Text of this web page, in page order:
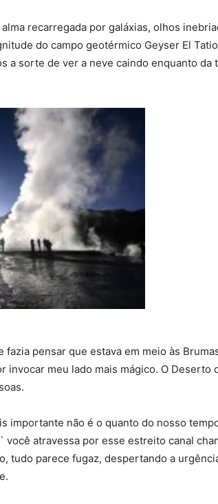
recarregada por galáxias, olhos
do campo geotérmico Geyser El
a sorte de ver a neve caindo enquanto da
pensar que estava em meio às
invocar meu lado mais mágico. O Deserto
importante não é o quanto do nosso
atravessa por esse estreito canal
tudo parece fugaz, despertando a